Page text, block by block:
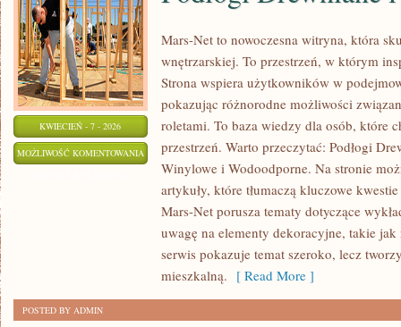
KWIECIEŃ - 7 - 2026
MOŻLIWOŚĆ KOMENTOWANIA PODŁOGI
DREWNIANE
LAMINOWANE
Mars-Net to nowoczesna witryna, która
wnętrzarskiej. To przestrzeń, w którym
Strona wspiera użytkowników w
pokazując różnorodne możliwości
roletami. To baza wiedzy dla osób, które
przestrzeń. Warto przeczytać: Podłogi
Winylowe i Wodoodporne. Na stronie
artykuły, które tłumaczą kluczowe
Mars-Net porusza tematy dotyczące
uwagę na elementy dekoracyjne, takie
serwis pokazuje temat szeroko, lecz
mieszkalną. [ Read More ]
POSTED BY ADMIN